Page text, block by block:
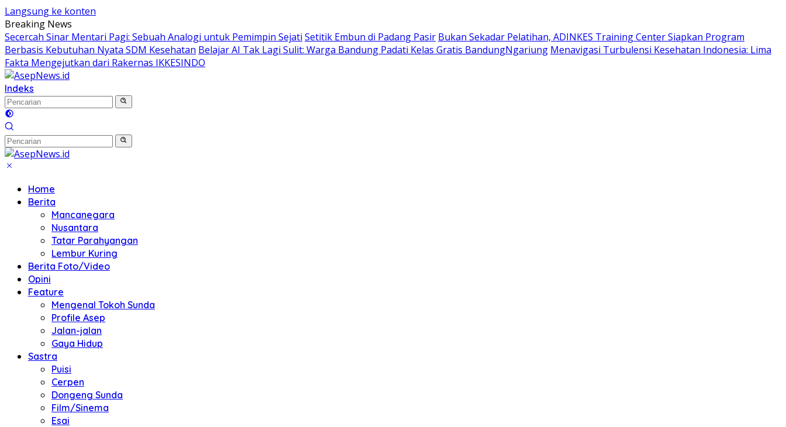
Langsung ke konten
Breaking News
Secercah Sinar Mentari Pagi: Sebuah Analogi untuk Pemimpin Sejati Setitik Embun di Padang Pasir Bukan Sekadar Pelatihan, ADINKES Training Center Siapkan Program
Berbasis Kebutuhan Nyata SDM Kesehatan Belajar AI Tak Lagi Sulit: Warga Bandung Padati Kelas Gratis BandungNgariung Menavigasi Turbulensi Kesehatan Indonesia: Lima
Fakta Mengejutkan dari Rakernas IKKESINDO
Indeks
Home
Berita
Mancanegara
Nusantara
Tatar Parahyangan
Lembur Kuring
Berita Foto/Video
Opini
Feature
Mengenal Tokoh Sunda
Profile Asep
Jalan-jalan
Gaya Hidup
Sastra
Puisi
Cerpen
Dongeng Sunda
Film/Sinema
Esai